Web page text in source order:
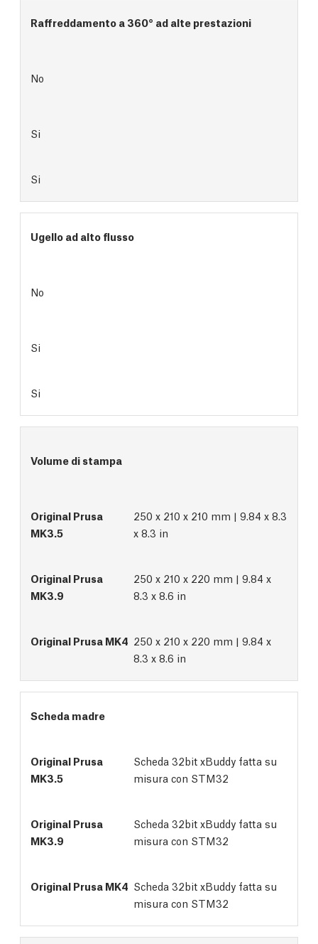
Raffreddamento a 360° ad alte prestazioni
No
Si
Si
Ugello ad alto flusso
No
Si
Si
Volume di stampa
250 x 210 x 210 mm | 9.84 x 8.3
x 8.3 in
250 x 210 x 220 mm | 9.84 x
8.3 x 8.6 in
250 x 210 x 220 mm | 9.84 x
8.3 x 8.6 in
Scheda madre
Scheda 32bit xBuddy fatta su
misura con STM32
Scheda 32bit xBuddy fatta su
misura con STM32
Scheda 32bit xBuddy fatta su
misura con STM32